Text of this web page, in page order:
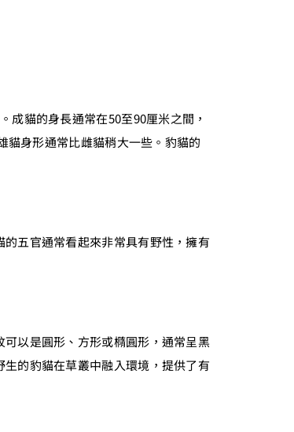
成貓的身長通常在50至90厘米之間，
貓身形通常比雌貓稍大一些。豹貓的
五官通常看起來非常具有野性，擁有
以是圓形、方形或橢圓形，通常呈黑
的豹貓在草叢中融入環境，提供了有